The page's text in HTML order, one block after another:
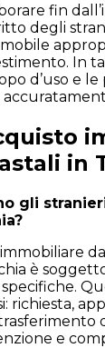
fin
degli
In
d’uso e
in
gli
è
richiesta,
e